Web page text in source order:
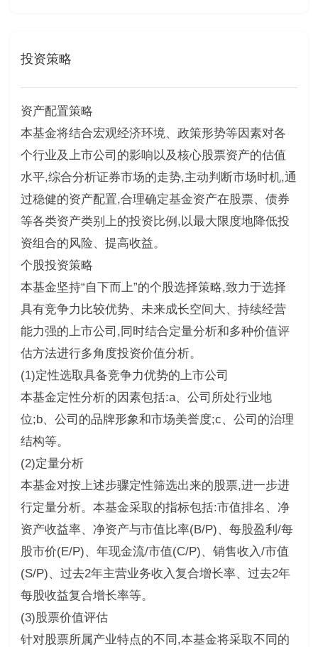
投资策略
资产配置策略
本基金将结合宏观经济环境、政策形势等因素对各
个行业及上市公司的影响以及核心股票资产的估值
水平,综合分析证券市场的走势,主动判断市场时机,通
过稳健的资产配置,合理确定基金资产在股票、债券
等各类资产类别上的投资比例,以最大限度地降低投
资组合的风险、提高收益。
个股投资策略
本基金坚持“自下而上”的个股选择策略,致力于选择
具有竞争力比较优势、未来成长空间大、持续经营
能力强的上市公司,同时结合定量分析和多种价值评
估方法进行多角度投资价值分析。
(1)定性选取具备竞争力优势的上市公司
本基金定性分析的因素包括:a、公司所处行业地
位;b、公司的品牌形象和市场美誉度;c、公司的治理
结构等。
(2)定量分析
本基金对按上述步骤定性筛选出来的股票,进一步进
行定量分析。本基金采取的指标包括:市值排名、净
资产收益率、净资产与市值比率(B/P)、每股盈利/每
股市价(E/P)、年现金流/市值(C/P)、销售收入/市值
(S/P)、过去2年主营业务收入复合增长率、过去2年
每股收益复合增长率等。
(3)股票价值评估
针对股票所属产业特点的不同,本基金将采取不同的